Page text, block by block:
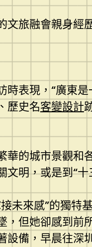
文旅融會親身經
表現，“廣東
歷史名客變設計
華的城市景觀
明，或是到“
未來感”的獨特
，但她卻感到前
備，早晨往深